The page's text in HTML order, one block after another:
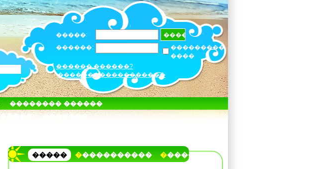
�����:
������:
���������
����
������ ������?
������������������
�������� ������
����� �������
����� ����������� �����